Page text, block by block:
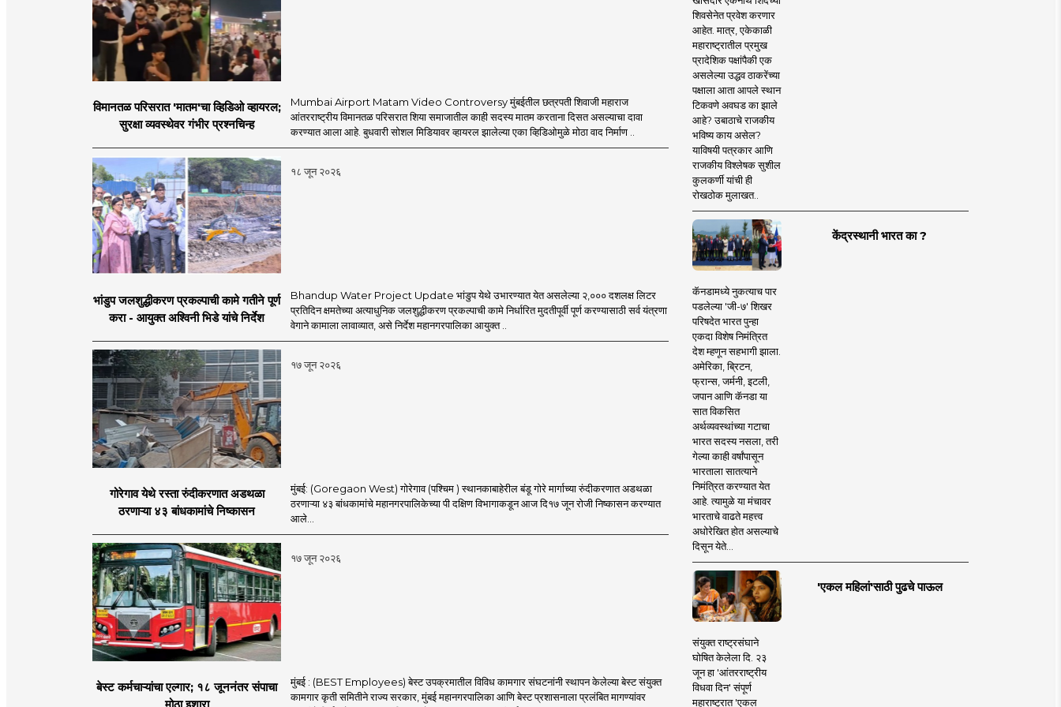
there is a need for complementary knowledge to determine a modern
role and approach that is compatible with culture, motionlessness and
tradition.
through social media and advanced avatar content. We are coming
before you. Role in the new era, 'smart' journalism with a view, 'smart'
multimedia for the new era, and journalism for a 'smart' Maharashtra
will be the side of the game.
विमानतळ परिसरात 'मातम'चा व्हिडिओ व्हायरल;
सुरक्षा व्यवस्थेवर गंभीर प्रश्नचिन्ह
Mumbai Airport Matam Video Controversy मुंबईतील छत्रपती शिवाजी महाराज
आंतरराष्ट्रीय विमानतळ परिसरात शिया समाजातील काही सदस्य मातम करताना दिसत असल्याचा दावा
करण्यात आला आहे. बुधवारी सोशल मिडियावर व्हायरल झालेल्या एका व्हिडिओमुळे मोठा वाद निर्माण ..
१८ जून २०२६
भांडुप जलशुद्धीकरण प्रकल्पाची कामे गतीने पूर्ण
करा - आयुक्त अश्विनी भिडे यांचे निर्देश
Bhandup Water Project Update भांडुप येथे उभारण्यात येत असलेल्या २,००० दशलक्ष लिटर
प्रतिदिन क्षमतेच्या अत्याधुनिक जलशुद्धीकरण प्रकल्पाची कामे निर्धारित मुदतीपूर्वी पूर्ण करण्यासाठी सर्व यंत्रणा
वेगाने कामाला लावाव्यात, असे निर्देश महानगरपालिका आयुक्त ..
१७ जून २०२६
गोरेगाव येथे रस्ता रुंदीकरणात अडथळा
ठरणाऱ्या ४३ बांधकामांचे निष्कासन
मुंबई: (Goregaon West) गोरेगाव (पश्चिम ) स्थानकाबाहेरील बंडू गोरे मार्गाच्या रुंदीकरणात अडथळा
ठरणाऱ्या ४३ बांधकामांचे महानगरपालिकेच्या पी दक्षिण विभागाकडून आज दि१७ जून रोजी निष्कासन करण्यात
आले...
१७ जून २०२६
बेस्ट कर्मचाऱ्यांचा एल्गार; १८ जूननंतर संपाचा
मुंबई : (BEST Employees) बेस्ट उपक्रमातील विविध कामगार संघटनांनी स्थापन केलेल्या बेस्ट संयुक्त
कामगार कृती समितीने राज्य सरकार, मुंबई महानगरपालिका आणि बेस्ट प्रशासनाला प्रलंबित मागण्यांवर
शिवसेनेत प्रवेश करणार
आहेत. मात्र, एकेकाळी
महाराष्ट्रातील प्रमुख
प्रादेशिक पक्षांपैकी एक
असलेल्या उद्धव ठाकरेंच्या
पक्षाला आता आपले स्थान
टिकवणे अवघड का झाले
आहे? उबाठाचे राजकीय
भविष्य काय असेल?
याविषयी पत्रकार आणि
राजकीय विश्लेषक सुशील
कुलकर्णी यांची ही
रोखठोक मुलाखत..
केंद्रस्थानी भारत का ?
कॅनडामध्ये नुकत्याच पार
पडलेल्या 'जी-७' शिखर
परिषदेत भारत पुन्हा
एकदा विशेष निमंत्रित
देश म्हणून सहभागी झाला.
अमेरिका, ब्रिटन,
फ्रान्स, जर्मनी, इटली,
जपान आणि कॅनडा या
सात विकसित
अर्थव्यवस्थांच्या गटाचा
भारत सदस्य नसला, तरी
गेल्या काही वर्षांपासून
भारताला सातत्याने
निमंत्रित करण्यात येत
आहे. त्यामुळे या मंचावर
भारताचे वाढते महत्त्व
अधोरेखित होत असल्याचे
दिसून येते...
'एकल महिलां'साठी पुढचे पाऊल
संयुक्त राष्ट्रसंघाने
घोषित केलेला दि. २३
जून हा 'आंतरराष्ट्रीय
विधवा दिन' संपूर्ण
महाराष्ट्रात 'एकल